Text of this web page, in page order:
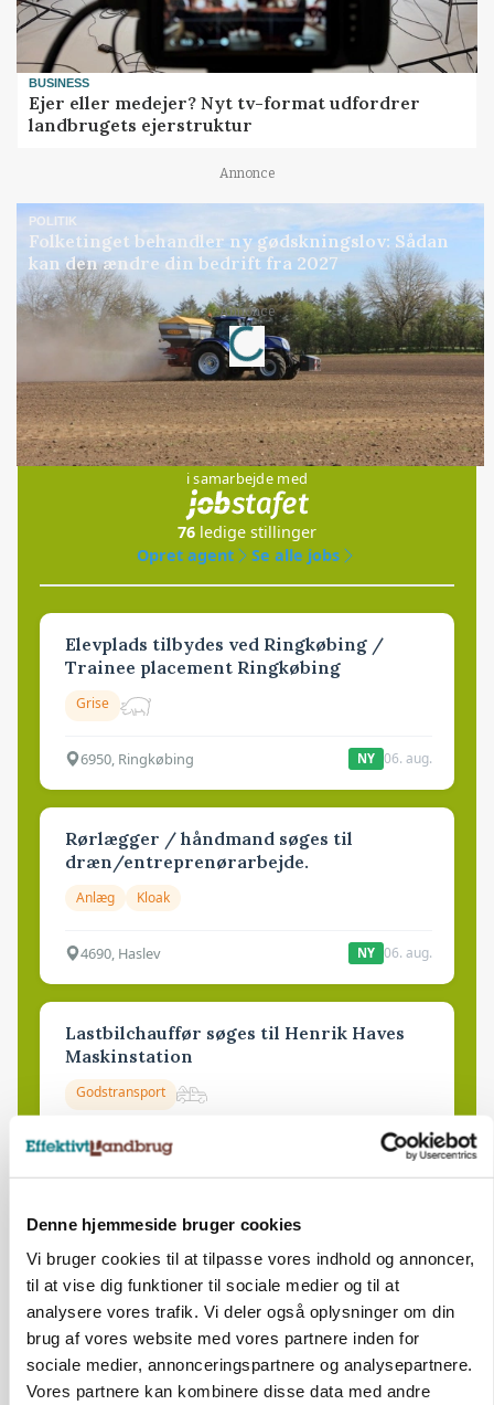
Denne hjemmeside bruger cookies
Vi bruger cookies til at tilpasse vores indhold og annoncer,
til at vise dig funktioner til sociale medier og til at
analysere vores trafik. Vi deler også oplysninger om din
brug af vores website med vores partnere inden for
sociale medier, annonceringspartnere og analysepartnere.
Vores partnere kan kombinere disse data med andre
BUSINESS
Ejer eller medejer? Nyt tv-format udfordrer
landbrugets ejerstruktur
Annonce
POLITIK
Folketinget behandler ny gødskningslov: Sådan
kan den ændre din bedrift fra 2027
Annonce
Loading...
Jobs
i samarbejde med
76 ledige stillinger
Opret agent
Se alle jobs
Elevplads tilbydes ved Ringkøbing /
Trainee placement Ringkøbing
Grise
6950, Ringkøbing NY 06. aug.
Rørlægger / håndmand søges til
dræn/entreprenørarbejde.
Anlæg Kloak
4690, Haslev NY 06. aug.
Lastbilchauffør søges til Henrik Haves
Maskinstation
Godstransport
4700, Næstved 03. aug.
Medarbejdere til griseproduktion
Grise
9681, Ranum 03. aug.